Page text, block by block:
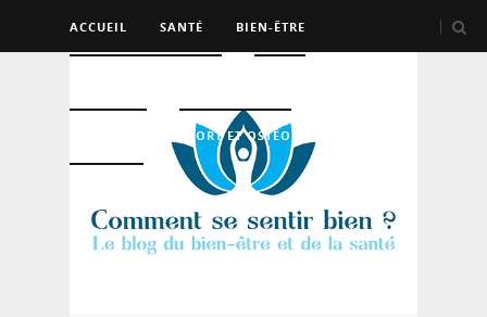
ACCUEIL SANTÉ BIEN-ÊTRE
SPORT ET OSTÉO